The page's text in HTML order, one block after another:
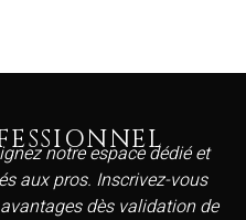
notre espace dédié et
aux pros. Inscrivez-vous
dès validation de